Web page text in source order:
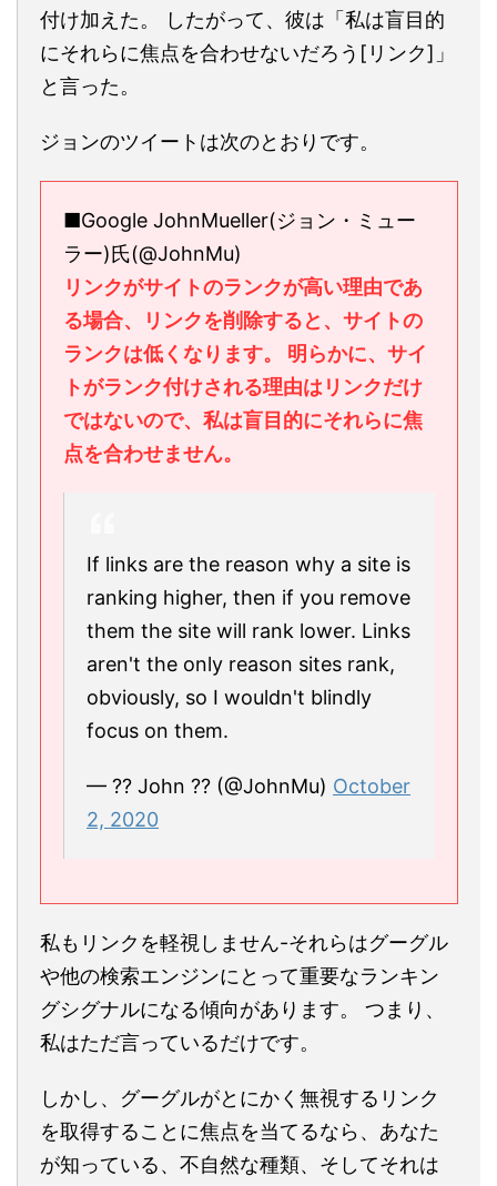
付け加えた。 したがって、彼は「私は盲目的
にそれらに焦点を合わせないだろう[リンク]」
と言った。
ジョンのツイートは次のとおりです。
■Google JohnMueller(ジョン・ミュー
ラー)氏(@JohnMu)
リンクがサイトのランクが高い理由であ
る場合、リンクを削除すると、サイトの
ランクは低くなります。 明らかに、サイ
トがランク付けされる理由はリンクだけ
ではないので、私は盲目的にそれらに焦
点を合わせません。
If links are the reason why a site is
ranking higher, then if you remove
them the site will rank lower. Links
aren't the only reason sites rank,
obviously, so I wouldn't blindly
focus on them.
— ?? John ?? (@JohnMu) October
2, 2020
私もリンクを軽視しません-それらはグーグル
や他の検索エンジンにとって重要なランキン
グシグナルになる傾向があります。 つまり、
私はただ言っているだけです。
しかし、グーグルがとにかく無視するリンク
を取得することに焦点を当てるなら、あなた
が知っている、不自然な種類、そしてそれは